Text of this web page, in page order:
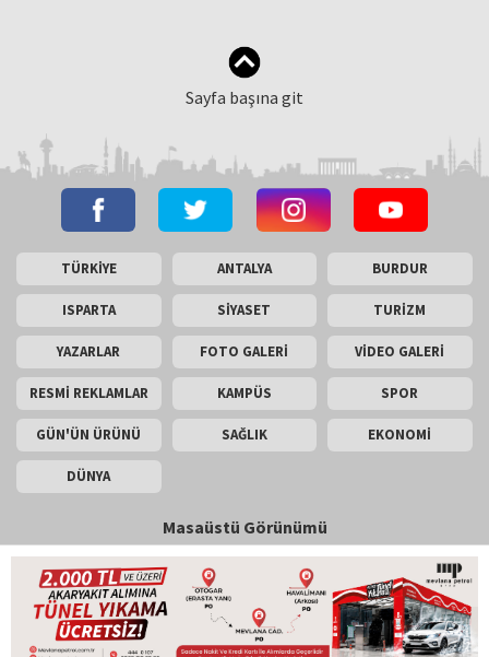
Sayfa başına git
TÜRKİYE ANTALYA BURDUR
ISPARTA SİYASET TURİZM
YAZARLAR FOTO GALERİ VİDEO GALERİ
RESMİ REKLAMLAR KAMPÜS SPOR
GÜN'ÜN ÜRÜNÜ SAĞLIK EKONOMİ
DÜNYA
Masaüstü Görünümü
İletişim
Copyright © 2026 Gün Haber